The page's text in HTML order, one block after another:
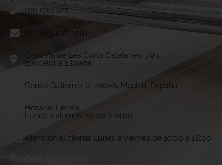
910 039 973
info@vivadtf.com
Gran Vía de Les Corts Catalanes, 784.
Barcelona,España
Benito Gutierrez 6, 28008, Madrid, España
Horario Tienda
Lunes a viernes: 10:00 a 18:00
Atención al cliente Lunes a viernes de 10:00 a 18:00